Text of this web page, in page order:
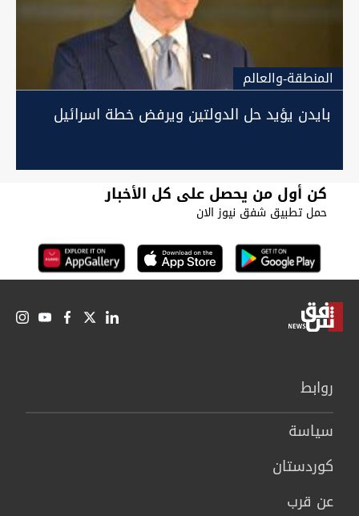
المنطقة-والعالم
بايدن يؤيد حل الدولتين ويرفض خطة اسرائيل
كن أول من يحصل على كل الأخبار
حمل تطبيق شفق نيوز الان
روابط
سیاسة
كوردستان
عن قرب